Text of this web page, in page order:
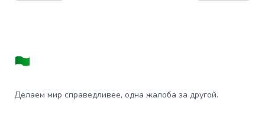
Делаем мир справедливее, одна жалоба за другой.